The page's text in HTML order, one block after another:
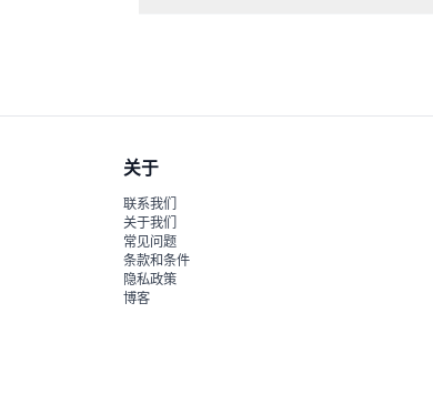
关于
联系我们
关于我们
常见问题
条款和条件
隐私政策
博客